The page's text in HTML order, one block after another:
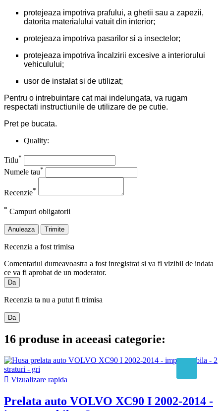
protejeaza impotriva prafului, a ghetii sau a zapezii,
datorita materialului vatuit din interior;
protejeaza impotriva pasarilor si a insectelor;
protejeaza impotriva încalzirii excesive a interiorului
vehiculului;
usor de instalat si de utilizat;
Pentru o intrebuintare cat mai indelungata, va rugam
respectati instructiunile de utilizare de pe cutie.
Pret pe bucata.
Quality:
Titlu*
Numele tau*
Recenzie*
* Campuri obligatorii
Anuleaza Trimite
Recenzia a fost trimisa
Comentariul dumeavoastra a fost inregistrat si va fi vizibil de indata
ce va fi aprobat de un moderator.
Da
Recenzia ta nu a putut fi trimisa
Da
16 produse in aceeasi categorie:
 Vizualizare rapida
Prelata auto VOLVO XC90 I 2002-2014 -